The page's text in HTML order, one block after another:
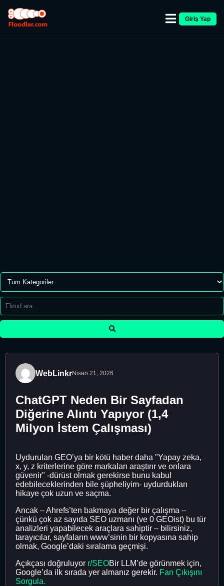
Giriş Yap
WebLinkrNisan 21, 2026
ChatGPT Neden Bir Sayfadan
Diğerine Alıntı Yapıyor (1,4
Milyon İstem Çalışması)
Uydurulan GEO’ya bir kötü haber daha "Yapay zeka,
x, y, z kriterlerine göre markaları araştırır ve onlara
güvenir" -dürüst olmak gerekirse bunu kabul
edebileceklerinden bile şüpheliyim- uydurdukları
hikaye çok uzun ve saçma.
Ancak – Ahrefs’ten bakmaya değer bir çalışma –
çünkü çok az sayıda SEO uzmanı (ve 0 GEOist) bu tür
analizleri yapabilecek araçlara sahiptir – bilirsiniz,
tarayıcılar, sayfaların www’sinin bir kopyasına sahip
olmak, Google’daki sıralama geçmişi.
Açıkçası doğruluyor r/SEOBir LLM’de görünmek için,
Google’da ilk sırada yer almanız gerekir. Fan Çıkışını
Sorgula.